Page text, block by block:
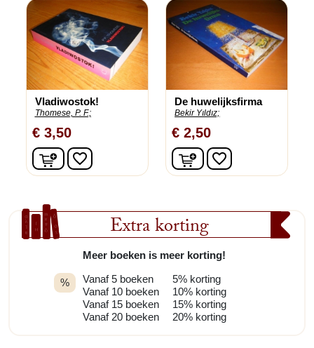
Extra korting
%
Meer boeken is meer korting!
Vanaf 5 boeken
Vanaf 10 boeken
Vanaf 15 boeken
Vanaf 20 boeken
5% korting
10% korting
15% korting
20% korting
Vladiwostok!
Thomese, P. F.;
€ 3,50
In winkelwagen
favorite_border
De huwelijksfirma
Bekir Yıldız;
€ 2,50
In winkelwagen
favorite_border